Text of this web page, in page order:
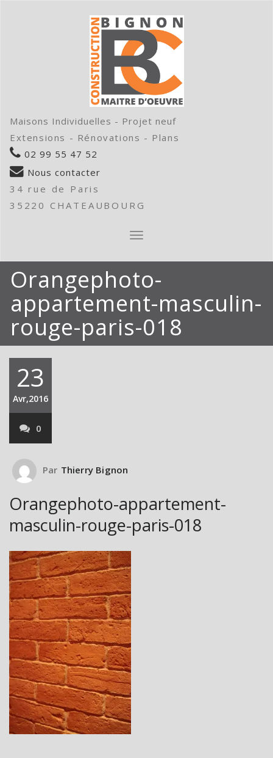
Maisons Individuelles - Projet neuf
Extensions - Rénovations - Plans
02 99 55 47 52
Nous contacter
34 rue de Paris
35220 CHATEAUBOURG
AFFICHER/MASQUER
Orangephoto-
appartement-masculin-
rouge-paris-018
23
Avr,2016
0
Par Thierry Bignon
Orangephoto-appartement-
masculin-rouge-paris-018